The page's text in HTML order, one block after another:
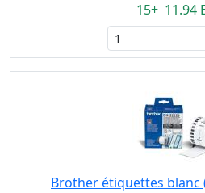
15+ 11.94
Brother étiquettes blanc